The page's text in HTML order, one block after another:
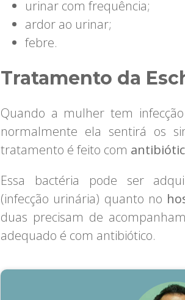
urinar com frequência;
ardor ao urinar;
febre.
Tratamento da
Quando a mulher tem
normalmente ela sentirá os
tratamento é feito com
Essa bactéria pode ser
(infecção urinária) quanto no
duas precisam de
adequado é com antibiótico.